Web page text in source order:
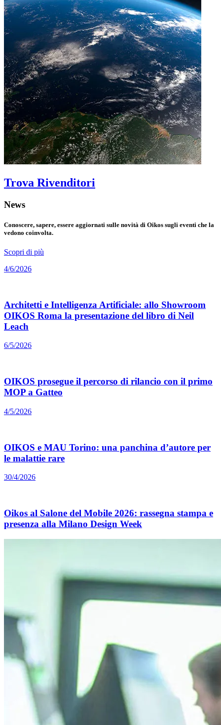
Trova Rivenditori
News
Conoscere, sapere, essere aggiornati sulle novità di Oikos sugli eventi che la
vedono coinvolta.
Scopri di più
4/6/2026
Architetti e Intelligenza Artificiale: allo Showroom
OIKOS Roma la presentazione del libro di Neil
Leach
6/5/2026
OIKOS prosegue il percorso di rilancio con il primo
MOP a Gatteo
4/5/2026
OIKOS e MAU Torino: una panchina d’autore per
le malattie rare
30/4/2026
Oikos al Salone del Mobile 2026: rassegna stampa e
presenza alla Milano Design Week